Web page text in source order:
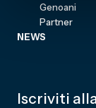
Genoani
Partner
NEWS
Iscriviti